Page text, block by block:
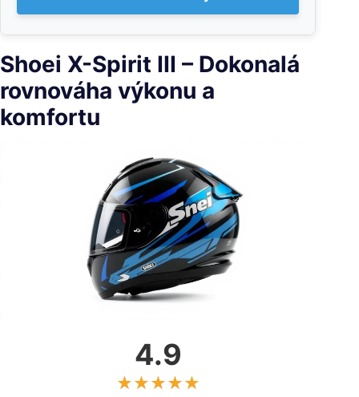
Shoei X-Spirit III – Dokonalá
rovnováha výkonu a
komfortu
4.9